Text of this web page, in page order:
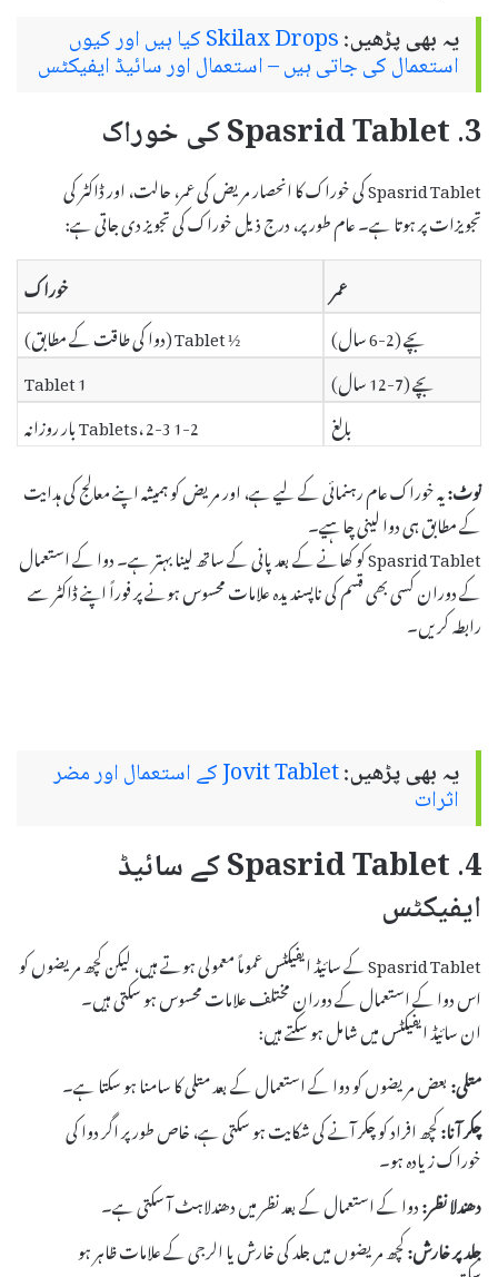
یہ بھی پڑھیں: Skilax Drops کیا ہیں اور کیوں
استعمال کی جاتی ہیں – استعمال اور سائیڈ ایفیکٹس
3. Spasrid Tablet کی خوراک
Spasrid Tablet کی خوراک کا انحصار مریض کی عمر، حالت، اور ڈاکٹر کی
تجویزات پر ہوتا ہے۔ عام طور پر، درج ذیل خوراک کی تجویز دی جاتی ہے:
عمر
خوراک
بچے (2-6 سال)
½ Tablet (دوا کی طاقت کے مطابق)
بچے (7-12 سال)
1 Tablet
بالغ
1-2 Tablets، 2-3 بار روزانہ
نوٹ:یہ خوراک عام رہنمائی کے لیے ہے، اور مریض کو ہمیشہ اپنے معالج کی ہدایت
کے مطابق ہی دوا لینی چاہیے۔
Spasrid Tablet کو کھانے کے بعد پانی کے ساتھ لینا بہتر ہے۔ دوا کے استعمال
کے دوران کسی بھی قسم کی ناپسندیدہ علامات محسوس ہونے پر فوراً اپنے ڈاکٹر سے
رابطہ کریں۔
یہ بھی پڑھیں: Jovit Tablet کے استعمال اور مضر
اثرات
4. Spasrid Tablet کے سائیڈ
ایفیکٹس
Spasrid Tablet کے سائیڈ ایفیکٹس عموماً معمولی ہوتے ہیں، لیکن کچھ مریضوں کو
اس دوا کے استعمال کے دوران مختلف علامات محسوس ہو سکتی ہیں۔
ان سائیڈ ایفیکٹس میں شامل ہو سکتے ہیں:
متلی:بعض مریضوں کو دوا کے استعمال کے بعد متلی کا سامنا ہو سکتا ہے۔
چکر آنا:کچھ افراد کو چکر آنے کی شکایت ہو سکتی ہے، خاص طور پر اگر دوا کی
خوراک زیادہ ہو۔
دھندلا نظر:دوا کے استعمال کے بعد نظر میں دھندلاہٹ آ سکتی ہے۔
جلد پر خارش:کچھ مریضوں میں جلد کی خارش یا الرجی کے علامات ظاہر ہو